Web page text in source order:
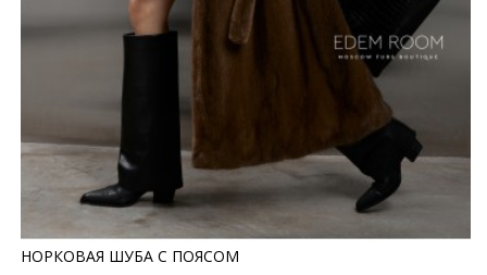
НОРКОВАЯ ШУБА С ПОЯСОМ